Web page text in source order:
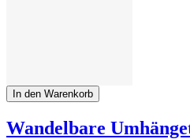
In den Warenkorb
Wandelbare